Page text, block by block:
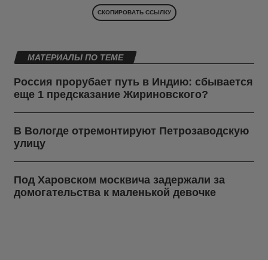
СКОПИРОВАТЬ ССЫЛКУ
МАТЕРИАЛЫ ПО ТЕМЕ
Россия прорубает путь в Индию: сбывается
еще 1 предсказание Жириновского?
В Вологде отремонтируют Петрозаводскую
улицу
Под Харовском москвича задержали за
домогательства к маленькой девочке